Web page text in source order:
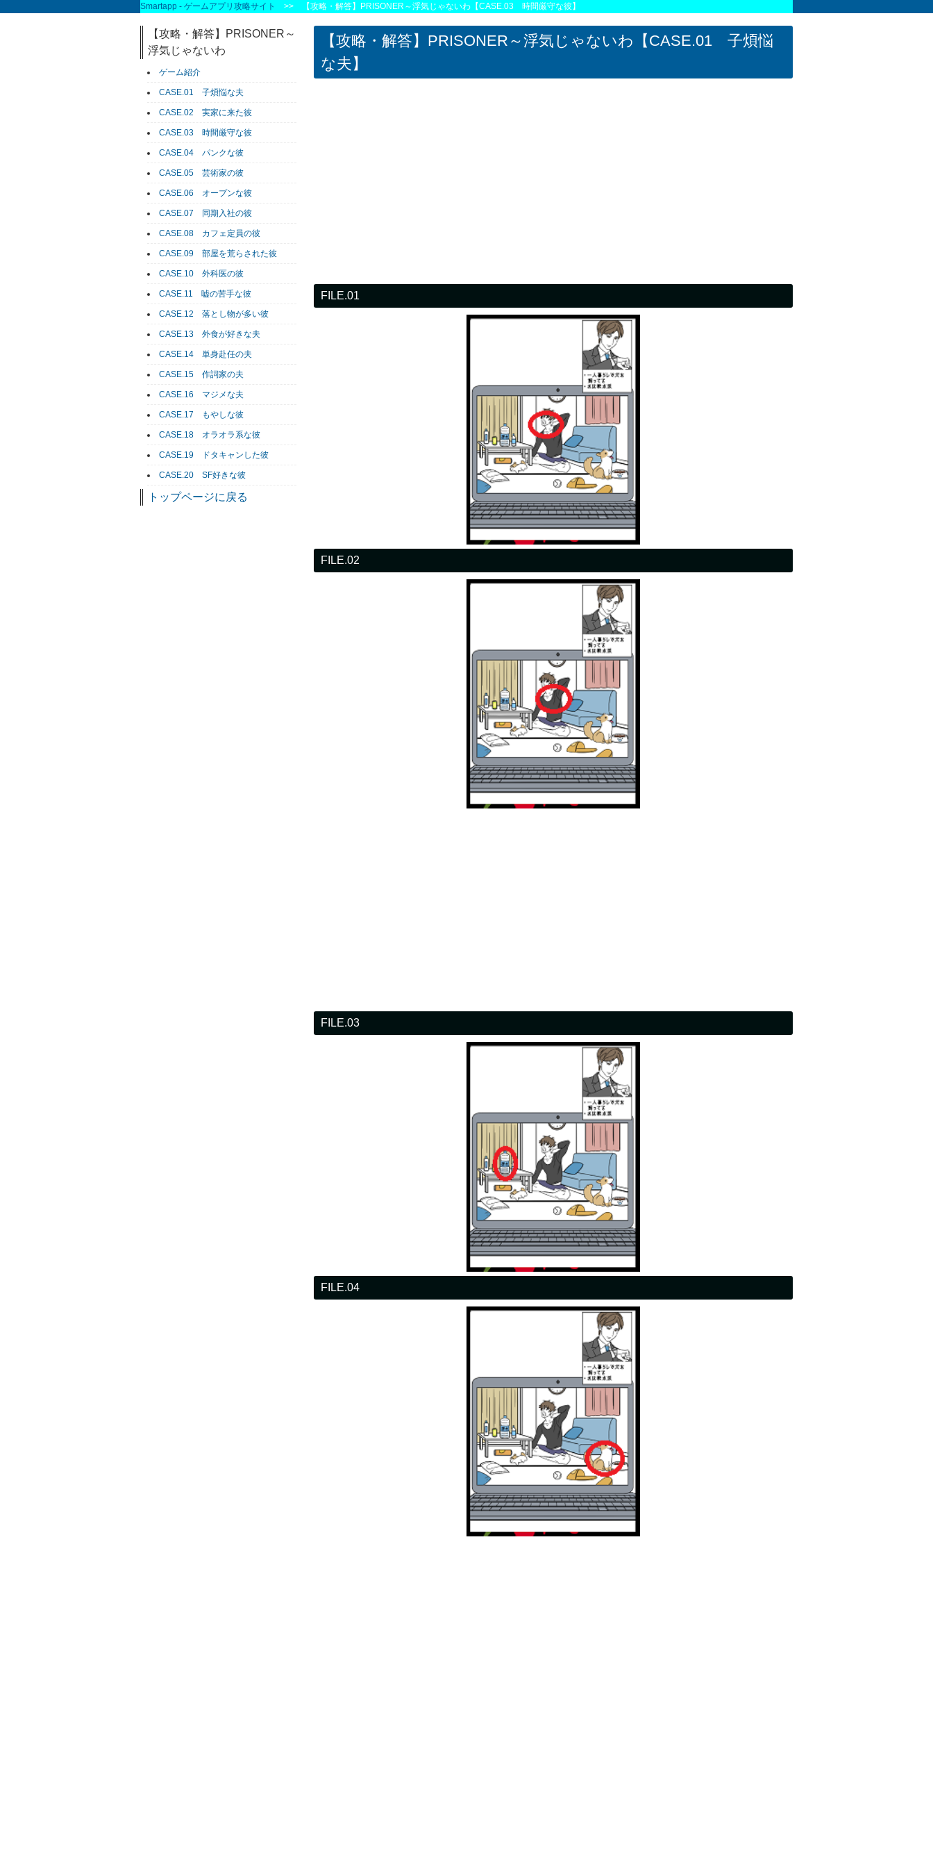
Smartapp - ゲームアプリ攻略サイト >> 【攻略・解答】PRISONER～浮気じゃないわ【CASE.03 時間厳守な彼】
【攻略・解答】PRISONER～浮気じゃないわ【CASE.01 子煩悩
な夫】
FILE.01
FILE.02
FILE.03
FILE.04
【攻略・解答】PRISONER～
浮気じゃないわ
ゲーム紹介
CASE.01 子煩悩な夫
CASE.02 実家に来た彼
CASE.03 時間厳守な彼
CASE.04 パンクな彼
CASE.05 芸術家の彼
CASE.06 オープンな彼
CASE.07 同期入社の彼
CASE.08 カフェ定員の彼
CASE.09 部屋を荒らされた彼
CASE.10 外科医の彼
CASE.11 嘘の苦手な彼
CASE.12 落とし物が多い彼
CASE.13 外食が好きな夫
CASE.14 単身赴任の夫
CASE.15 作詞家の夫
CASE.16 マジメな夫
CASE.17 もやしな彼
CASE.18 オラオラ系な彼
CASE.19 ドタキャンした彼
CASE.20 SF好きな彼
トップページに戻る